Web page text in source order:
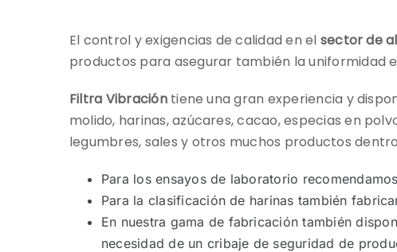
El control y exigencias de calidad en el sector de
productos para asegurar también la uniformidad
Filtra Vibracióntiene una gran experiencia y
molido, harinas, azúcares, cacao, especias en
legumbres, sales y otros muchos productos
Para los ensayos de laboratorio
Para la clasificación de harinas también
En nuestra gama de fabricación también
necesidad de un cribaje de seguridad de